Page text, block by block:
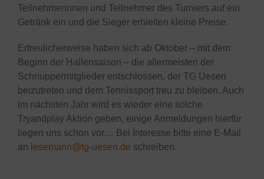
Teilnehmerinnen und Teilnehmer des Turniers auf ein
Getränk ein und die Sieger erhielten kleine Preise.
Erfreulicherweise haben sich ab Oktober – mit dem
Beginn der Hallensaison – die allermeisten der
Schnuppermitglieder entschlossen, der TG Uesen
beizutreten und dem Tennissport treu zu bleiben. Auch
im nächsten Jahr wird es wieder eine solche
Tryandplay Aktion geben, einige Anmeldungen hierfür
liegen uns schon vor… Bei Interesse bitte eine E-Mail
an lesemann@tg-uesen.de schreiben.